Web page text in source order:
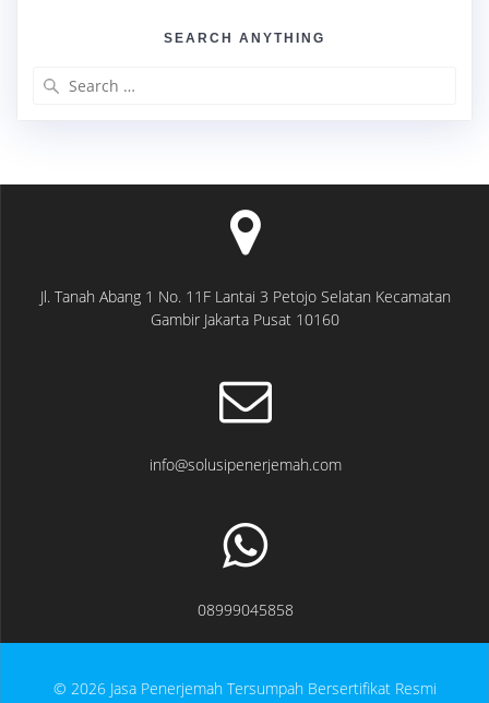
SEARCH ANYTHING
Jl. Tanah Abang 1 No. 11F Lantai 3 Petojo Selatan Kecamatan
Gambir Jakarta Pusat 10160
info@solusipenerjemah.com
08999045858
© 2026 Jasa Penerjemah Tersumpah Bersertifikat Resmi